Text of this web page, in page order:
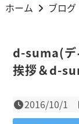
ホーム ブログ
d-suma(デ
挨拶＆d-
2016/10/1